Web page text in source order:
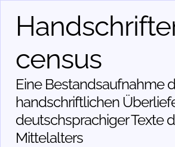
census
Eine Bestandsaufnahme
handschriftlichen
deutschsprachiger Texte
Mittelalters